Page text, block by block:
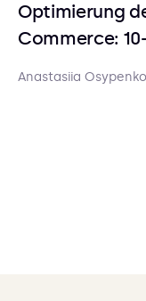
Optimierung
Commerce:
Anastasiia Osypenko